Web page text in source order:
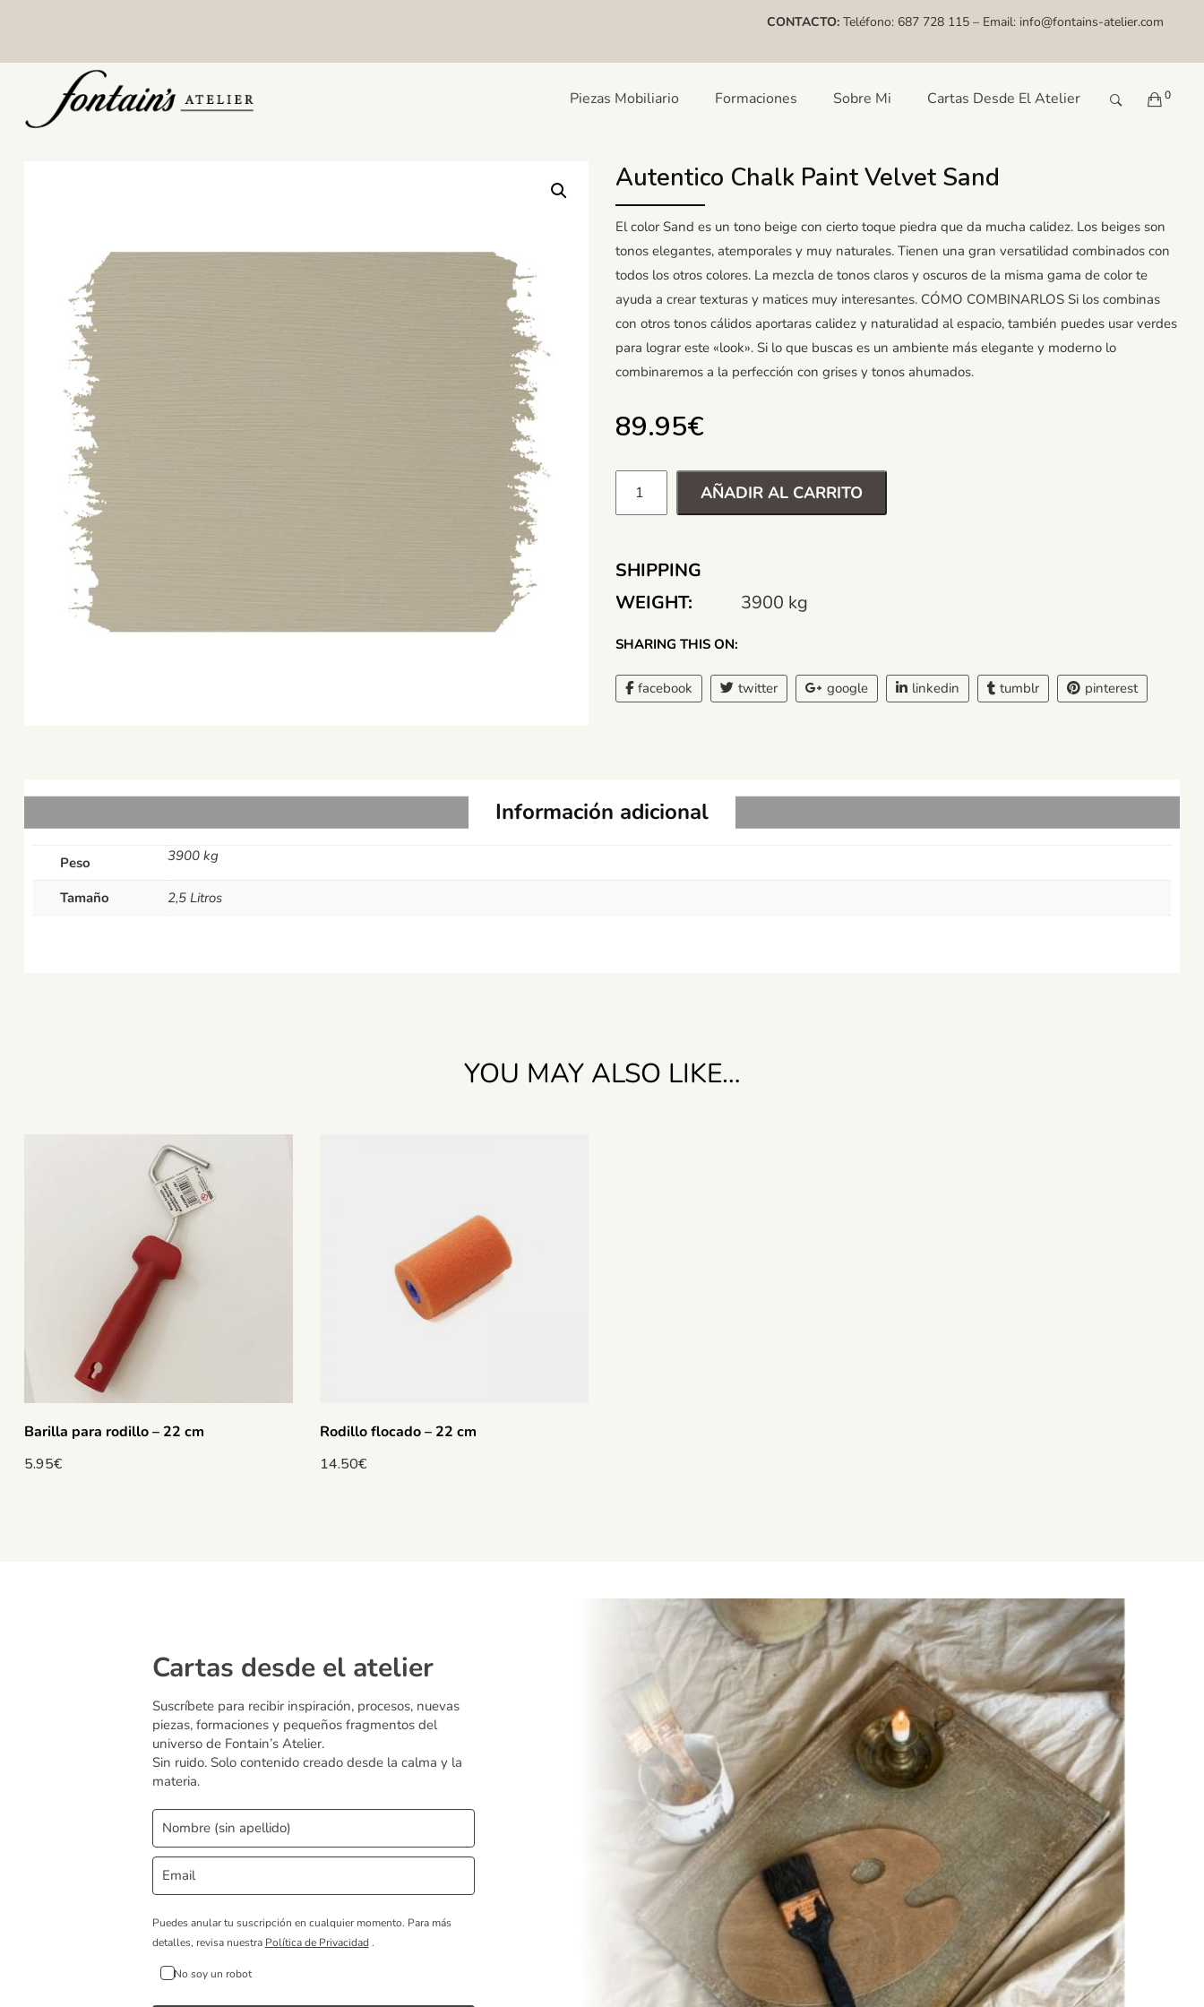
CONTACTO: Teléfono: 687 728 115 – Email: info@fontains-atelier.com
Piezas Mobiliario Formaciones Sobre Mi Cartas Desde El Atelier 0
Autentico Chalk Paint Velvet Sand
El color Sand es un tono beige con cierto toque piedra que da mucha calidez. Los beiges son
tonos elegantes, atemporales y muy naturales. Tienen una gran versatilidad combinados con
todos los otros colores. La mezcla de tonos claros y oscuros de la misma gama de color te
ayuda a crear texturas y matices muy interesantes. CÓMO COMBINARLOS Si los combinas
con otros tonos cálidos aportaras calidez y naturalidad al espacio, también puedes usar verdes
para lograr este «look». Si lo que buscas es un ambiente más elegante y moderno lo
combinaremos a la perfección con grises y tonos ahumados.
89.95€
AÑADIR AL CARRITO
SHIPPING
WEIGHT:
3900 kg
SHARING THIS ON:
facebook twitter google linkedin tumblr pinterest
Información adicional
Peso 3900 kg
Tamaño 2,5 Litros
YOU MAY ALSO LIKE…
Barilla para rodillo – 22 cm
5.95€
Rodillo flocado – 22 cm
14.50€
Cartas desde el atelier
Suscríbete para recibir inspiración, procesos, nuevas
piezas, formaciones y pequeños fragmentos del
universo de Fontain’s Atelier.
Sin ruido. Solo contenido creado desde la calma y la
materia.
Puedes anular tu suscripción en cualquier momento. Para más
detalles, revisa nuestra Política de Privacidad .
No soy un robot